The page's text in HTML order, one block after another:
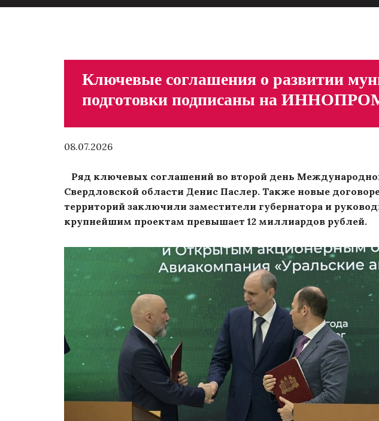
Ключевые соглашения о развитии
подготовки подписаны на
08.07.2026
Ряд ключевых соглашений во второй день
Свердловской области Денис Паслер. Также новые
территорий заключили заместители губернатора и
крупнейшим проектам превышает 12 миллиардов рублей.